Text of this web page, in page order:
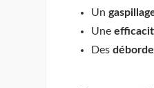
Un
Une
Des